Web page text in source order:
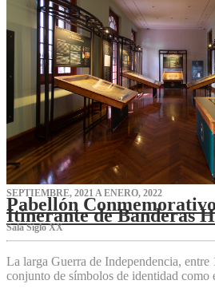
SEPTIEMBRE, 2021 A ENERO, 2022
Pabellón
Itinerante de Banderas
Sala Siglo XX
La larga Guerra de Independencia,
conjunto de símbolos de identidad como